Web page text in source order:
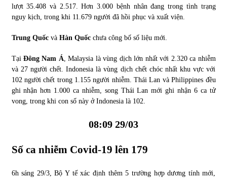
lượt 35.408 và 2.517. Hơn 3.000 bệnh nhân đang trong tình trạng
nguy kịch, trong khi 11.679 người đã hồi phục và xuất viện.
Trung Quốcvà Hàn Quốcchưa công bố số liệu mới.
Tại Đông Nam Á , Malaysia là vùng dịch lớn nhất với 2.320 ca nhiễm
và 27 người chết. Indonesia là vùng dịch chết chóc nhất khu vực với
102 người chết trong 1.155 người nhiễm. Thái Lan và Philippines đều
ghi nhận hơn 1.000 ca nhiễm, song Thái Lan mới ghi nhận 6 ca tử
vong, trong khi con số này ở Indonesia là 102.
08:09 29/03
Số ca nhiễm Covid-19 lên 179
6h sáng 29/3, Bộ Y tế xác định thêm 5 trường hợp dương tính mới,